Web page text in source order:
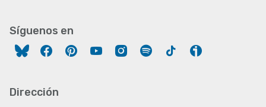
Síguenos en
FacebookPinterestYouTubeInstagram
Spotify Tiktok
Dirección